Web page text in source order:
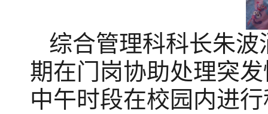
综合管理科科长朱
期在门岗协助处理突
中午时段在校园内进